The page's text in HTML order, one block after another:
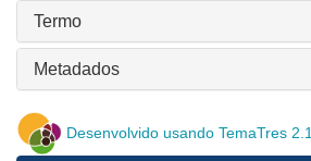
Termo
Metadados
Desenvolvido usando TemaTres 2.1